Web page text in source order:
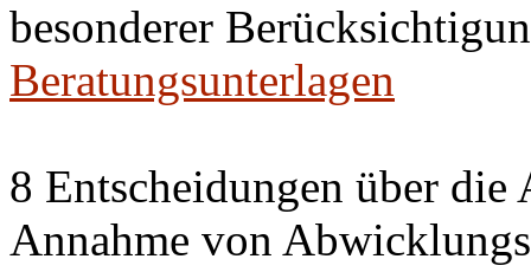
besonderer
Beratungsunterlagen
8 Entscheidungen über
Annahme von